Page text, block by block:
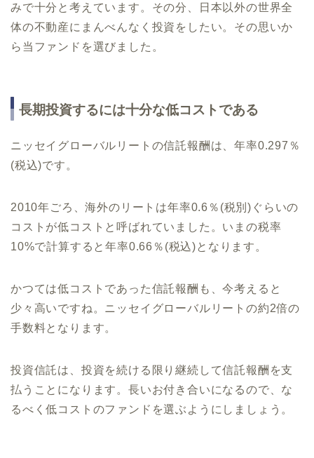
みで十分と考えています。その分、日本以外の世界全
体の不動産にまんべんなく投資をしたい。その思いか
ら当ファンドを選びました。
長期投資するには十分な低コストである
ニッセイグローバルリートの信託報酬は、年率0.297％
(税込)です。
2010年ごろ、海外のリートは年率0.6％(税別)ぐらいの
コストが低コストと呼ばれていました。いまの税率
10%で計算すると年率0.66％(税込)となります。
かつては低コストであった信託報酬も、今考えると
少々高いですね。ニッセイグローバルリートの約2倍の
手数料となります。
投資信託は、投資を続ける限り継続して信託報酬を支
払うことになります。長いお付き合いになるので、な
るべく低コストのファンドを選ぶようにしましょう。